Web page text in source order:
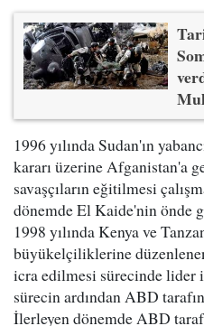
1996 yılında Sudan'ın
kararı üzerine Afganistan'a
savaşçıların eğitilmesi
dönemde El Kaide'nin önde
1998 yılında Kenya ve
büyükelçiliklerine
icra edilmesi sürecinde
sürecin ardından ABD
İlerleyen dönemde ABD